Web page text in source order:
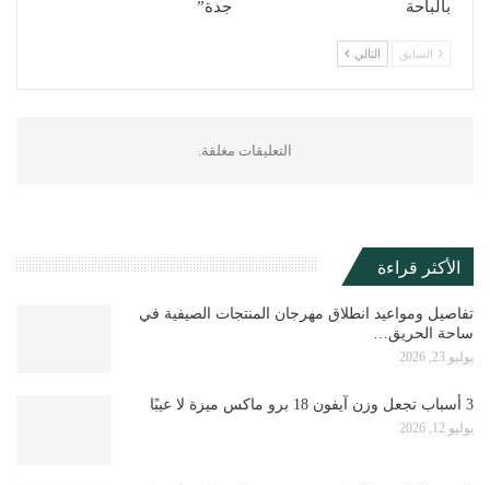
بالباحة جدة”
السابق التالي
التعليقات مغلقة.
الأكثر قراءة
تفاصيل ومواعيد انطلاق مهرجان المنتجات الصيفية في
ساحة الحريق…
يوليو 23, 2026
3 أسباب تجعل وزن آيفون 18 برو ماكس ميزة لا عيبًا
يوليو 12, 2026